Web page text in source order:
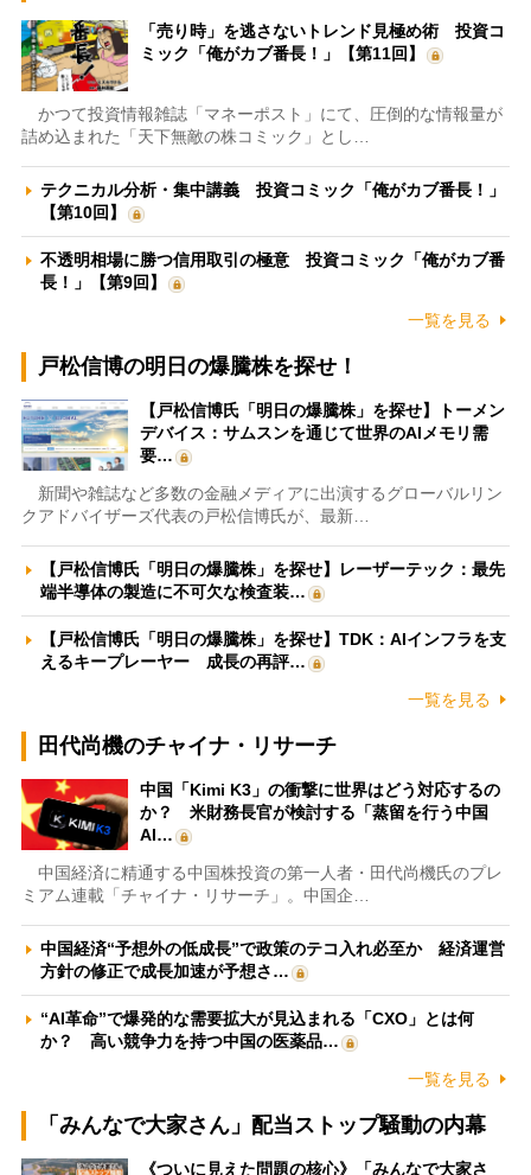
「売り時」を逃さないトレンド見極め術 投資コ
ミック「俺がカブ番長！」【第11回】
かつて投資情報雑誌「マネーポスト」にて、圧倒的な情報量が
詰め込まれた「天下無敵の株コミック」とし…
テクニカル分析・集中講義 投資コミック「俺がカブ番長！」
【第10回】
不透明相場に勝つ信用取引の極意 投資コミック「俺がカブ番
長！」【第9回】
一覧を見る
戸松信博の明日の爆騰株を探せ！
【戸松信博氏「明日の爆騰株」を探せ】トーメン
デバイス：サムスンを通じて世界のAIメモリ需
要…
新聞や雑誌など多数の金融メディアに出演するグローバルリン
クアドバイザーズ代表の戸松信博氏が、最新…
【戸松信博氏「明日の爆騰株」を探せ】レーザーテック：最先
端半導体の製造に不可欠な検査装…
【戸松信博氏「明日の爆騰株」を探せ】TDK：AIインフラを支
えるキープレーヤー 成長の再評…
一覧を見る
田代尚機のチャイナ・リサーチ
中国「Kimi K3」の衝撃に世界はどう対応するの
か？ 米財務長官が検討する「蒸留を行う中国
AI…
中国経済に精通する中国株投資の第一人者・田代尚機氏のプレ
ミアム連載「チャイナ・リサーチ」。中国企…
中国経済“予想外の低成長”で政策のテコ入れ必至か 経済運営
方針の修正で成長加速が予想さ…
“AI革命”で爆発的な需要拡大が見込まれる「CXO」とは何
か？ 高い競争力を持つ中国の医薬品…
一覧を見る
「みんなで大家さん」配当ストップ騒動の内幕
《ついに見えた問題の核心》「みんなで大家さ